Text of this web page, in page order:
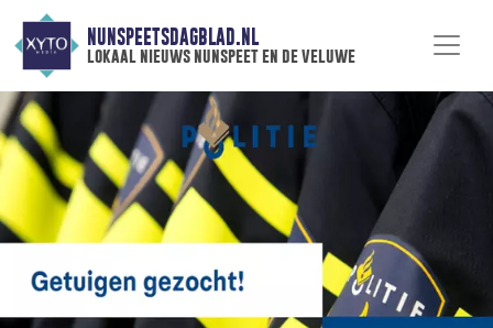
NUNSPEETSDAGBLAD.NL
lokaal nieuws nunspeet en de veluwe